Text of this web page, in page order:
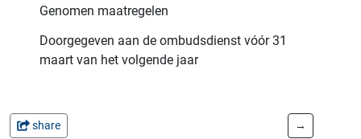
Genomen maatregelen
Doorgegeven aan de ombudsdienst vóór 31
maart van het volgende jaar
share →